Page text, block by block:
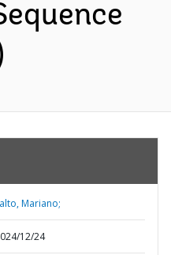
Mariano;
12/24